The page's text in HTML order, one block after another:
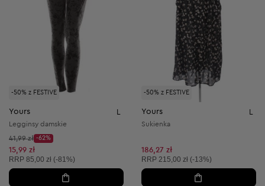
-50% z FESTIVE
Yours
Legginsy damskie
Cena początkowa:
41,99 zł
Discount Price:
-62%
Obniżona cena:
15,99 zł
Cena sugerowana:
RRP 85,00 zł (-81%)
-50% z FESTIVE
Yours
Sukienka
186,27 zł
Cena sugerowana:
RRP 215,00 zł (-13%)